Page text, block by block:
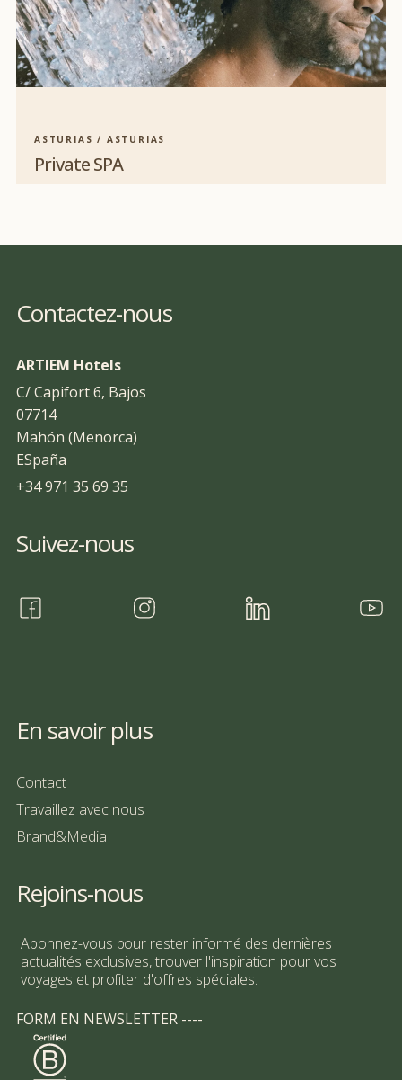
ASTURIAS / ASTURIAS
Private SPA
Contactez-nous
ARTIEM Hotels
C/ Capifort 6, Bajos
07714
Mahón (Menorca)
ESpaña
+34 971 35 69 35
Suivez-nous
En savoir plus
Contact
Travaillez avec nous
Brand&Media
Rejoins-nous
Abonnez-vous pour rester informé des dernières
actualités exclusives, trouver l'inspiration pour vos
voyages et profiter d'offres spéciales.
FORM EN NEWSLETTER ----